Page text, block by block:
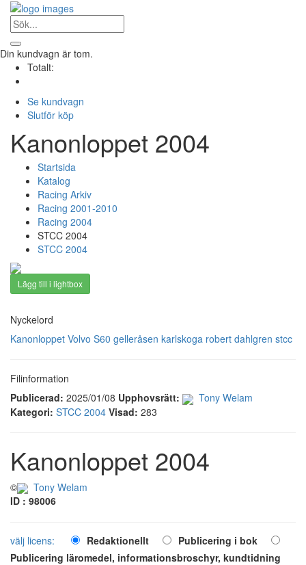
Din kundvagn är tom.
Totalt:
Se kundvagn
Slutför köp
Kanonloppet 2004
Startsida
Katalog
Racing Arkiv
Racing 2001-2010
Racing 2004
STCC 2004
STCC 2004
Lägg till i lightbox
Nyckelord
Kanonloppet Volvo S60 gelleråsen karlskoga robert dahlgren stcc
Filinformation
Publicerad: 2025/01/08 Upphovsrätt:
Tony Welam
Kategori: STCC 2004 Visad: 283
Kanonloppet 2004
©
Tony Welam
ID : 98006
välj licens: Redaktionellt
Publicering i bok
Publicering läromedel, informationsbroschyr, kundtidning